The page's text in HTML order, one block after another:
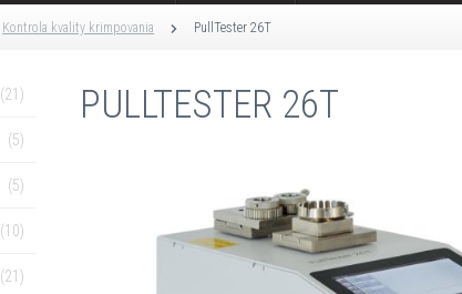
Kontrola kvality krimpovania PullTester 26T
(21)
(5)
(5)
(10)
(21)
PULLTESTER 26T